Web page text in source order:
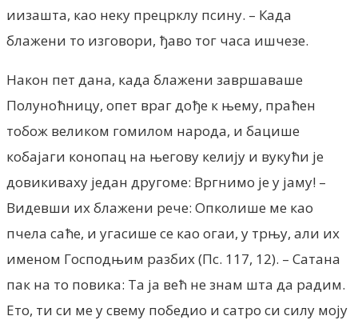
иизашта, као неку прецрклу псину. – Када
блажени то изговори, ђаво тог часа ишчезе.
Након пет дана, када блажени завршаваше
Полуноћницу, опет враг дође к њему, праћен
тобож великом гомилом народа, и бацише
кобајаги конопац на његову келију и вукући је
довикиваху један другоме: Вргнимо је у јаму! –
Видевши их блажени рече: Опколише ме као
пчела саће, и угасише се као огаи, у трњу, али их
именом Господњим разбих (Пс. 117, 12). – Сатана
пак на то повика: Та ја већ не знам шта да радим.
Ето, ти си ме у свему победио и сатро си силу моју